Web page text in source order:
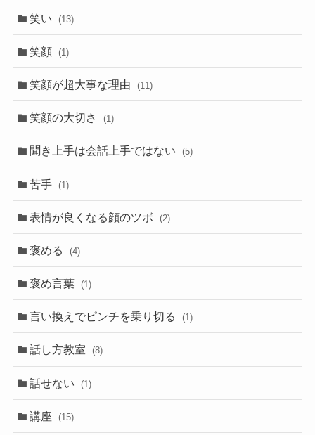
笑い (13)
笑顔 (1)
笑顔が超大事な理由 (11)
笑顔の大切さ (1)
聞き上手は会話上手ではない (5)
苦手 (1)
表情が良くなる顔のツボ (2)
褒める (4)
褒め言葉 (1)
言い換えでピンチを乗り切る (1)
話し方教室 (8)
話せない (1)
講座 (15)